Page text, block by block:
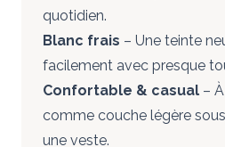
quotidien.
Blanc frais – Une teinte
facilement avec presque
Confortable & casual –
comme couche légère
une veste.